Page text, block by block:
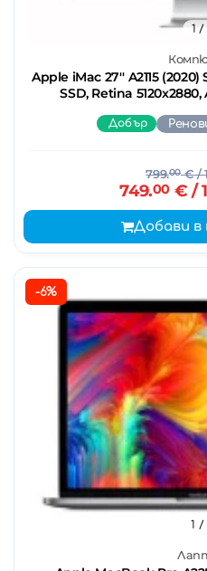
Apple iMac 27'' A2115 (2020)
SSD, Retina
1 /
Добър
799.00€/
749.00€ /
Добави в
-6%
1 /